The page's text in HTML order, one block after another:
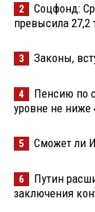
2
Соцфонд:
превысила 27,2
3 Законы,
4
Пенсию по
уровне не ниже
5 Сможет ли
6
Путин
заключения